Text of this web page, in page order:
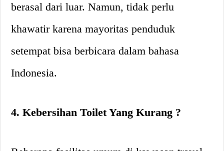
berasal dari luar. Namun, tidak perlu
khawatir karena mayoritas penduduk
setempat bisa berbicara dalam bahasa
Indonesia.
4. Kebersihan Toilet Yang Kurang ?